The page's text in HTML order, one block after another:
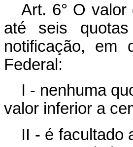
Art. 6° O
até seis
notificação, em
Federal:
I - nenhuma
valor inferior a
II - é facultado